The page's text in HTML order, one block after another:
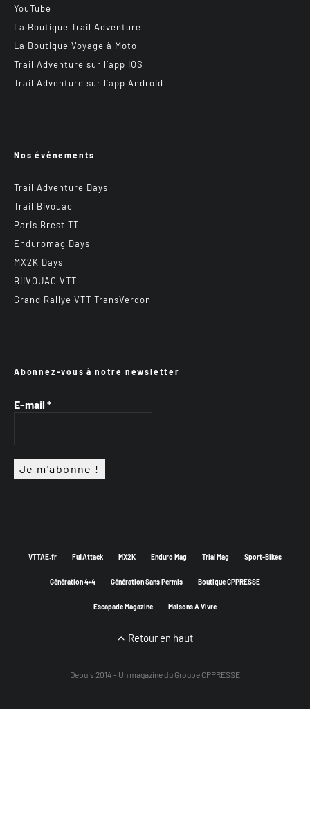
YouTube
La Boutique Trail Adventure
La Boutique Voyage à Moto
Trail Adventure sur l’app IOS
Trail Adventure sur l’app Android
Nos événements
Trail Adventure Days
Trail Bivouac
Paris Brest TT
Enduromag Days
MX2K Days
BiiVOUAC VTT
Grand Rallye VTT TransVerdon
Abonnez-vous à notre newsletter
E-mail *
VTTAE.fr FullAttack MX2K Enduro Mag Trial Mag Sport-Bikes
Génération 4×4 Génération Sans Permis Boutique CPPRESSE
Escapade Magazine Maisons A Vivre
Retour en haut
Depuis 2014 - Un magazine du Groupe CPPRESSE